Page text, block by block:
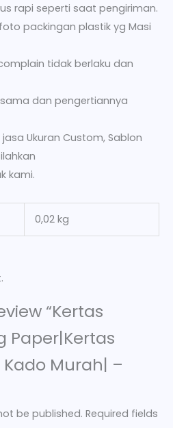
rapi seperti saat pengiriman.
packingan plastik yg Masi
tidak berlaku dan
dan pengertiannya
Ukuran Custom, Sablon
kami.
0,02 kg
“Kertas
Paper|Kertas
Murah| –
be published. Required fields